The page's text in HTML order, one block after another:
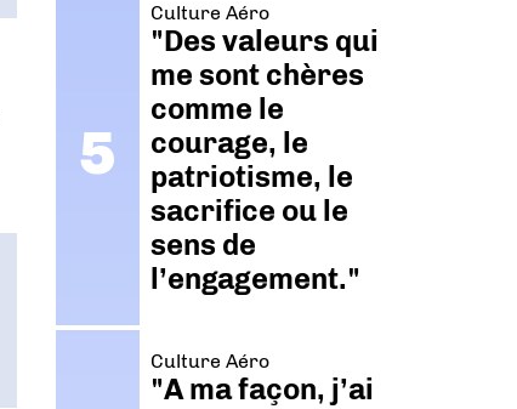
Culture Aéro
"Des valeurs qui
me sont chères
comme le
courage, le
patriotisme, le
sacrifice ou le
sens de
l’engagement."
Culture Aéro
"A ma façon, j’ai